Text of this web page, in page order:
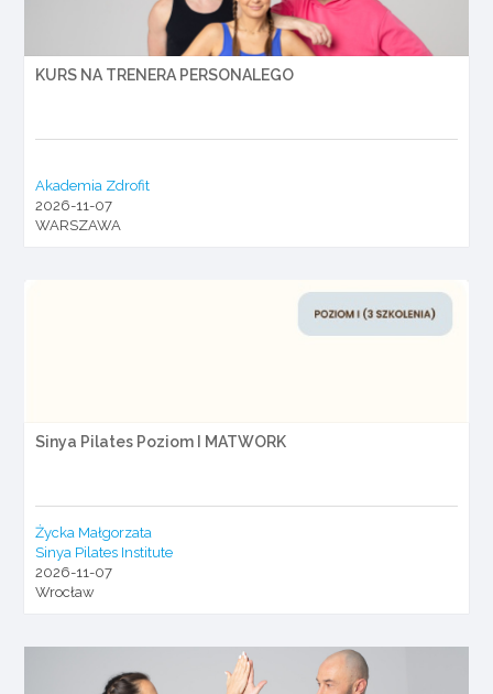
KURS NA TRENERA PERSONALEGO
Akademia Zdrofit
2026-11-07
WARSZAWA
Sinya Pilates Poziom I MATWORK
Życka Małgorzata
Sinya Pilates Institute
2026-11-07
Wrocław